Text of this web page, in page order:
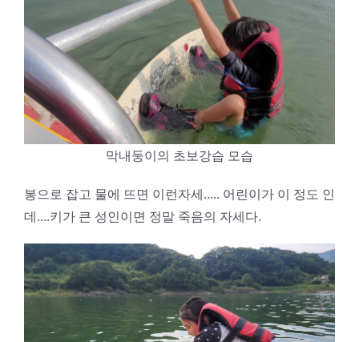
막내둥이의 초보강습 모습
봉으로 잡고 물에 뜨면 이런자세….. 어린이가 이 정도 인
데….키가 큰 성인이면 정말 죽음의 자세다.